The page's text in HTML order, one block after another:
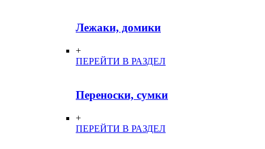
Лежаки, домики
+
ПЕРЕЙТИ В РАЗДЕЛ
Переноски, сумки
+
ПЕРЕЙТИ В РАЗДЕЛ